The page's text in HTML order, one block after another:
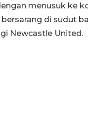
menusuk ke
di sudut
Newcastle United.